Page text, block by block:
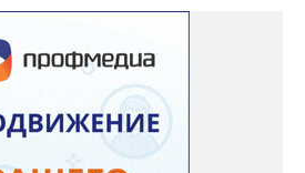
добраться до больного.
города и другие инстанции,
дорогу своими силами – всё тщетно»,
подчеркнули: именно
разровняли и отсыпали. Для
в мэрию Златоуста.